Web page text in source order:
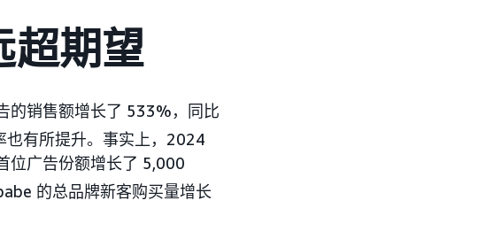
超期望
的销售额增长了 533%，同比
也有所提升。事实上，2024
位广告份额增长了 5,000
的总品牌新客购买量增长